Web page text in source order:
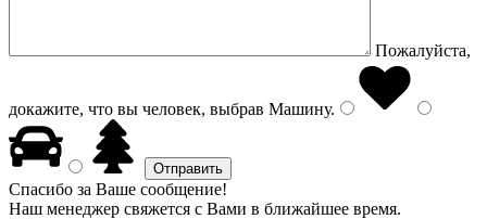
Пожалуйста,
докажите, что вы человек, выбрав Машину.
Спасибо за Ваше сообщение!
Наш менеджер свяжется с Вами в ближайшее время.